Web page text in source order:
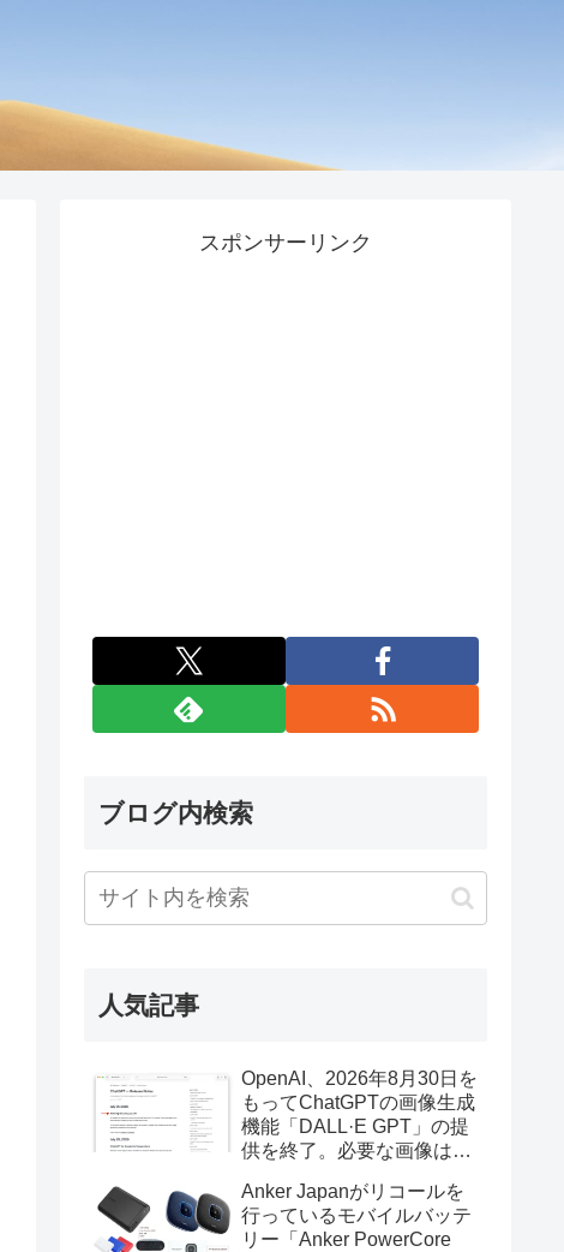
スポンサーリンク
ブログ内検索
人気記事
OpenAI、2026年8月30日を
もってChatGPTの画像生成
機能「DALL·E GPT」の提
供を終了。必要な画像は期
Anker Japanがリコールを
行っているモバイルバッテ
リー「Anker PowerCore